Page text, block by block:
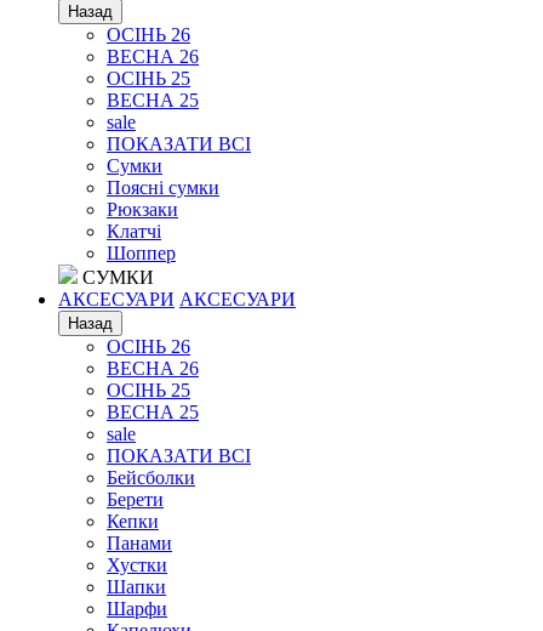
Назад
ОСІНЬ 26
ВЕСНА 26
ОСІНЬ 25
ВЕСНА 25
sale
ПОКАЗАТИ ВСІ
Сумки
Поясні сумки
Рюкзаки
Клатчі
Шоппер
СУМКИ
АКСЕСУАРИ АКСЕСУАРИ
Назад
ОСІНЬ 26
ВЕСНА 26
ОСІНЬ 25
ВЕСНА 25
sale
ПОКАЗАТИ ВСІ
Бейсболки
Берети
Кепки
Панами
Хустки
Шапки
Шарфи